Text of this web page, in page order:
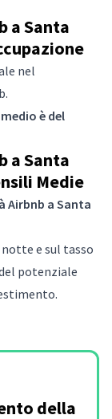
a Santa
nel
è del
a Santa
Medie
Airbnb a Santa
e sul tasso
potenziale
della